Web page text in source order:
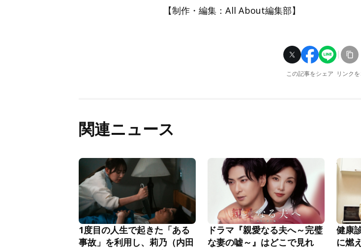
【制作・編集：All About編集部】
この記事をシェア リンク
関連ニュース
1度目の人生で起きた「ある
事故」を利用し、莉乃（内田
ドラマ『親愛なる夫へ～完璧
な妻の嘘～』はどこで見れ
健康
に燃